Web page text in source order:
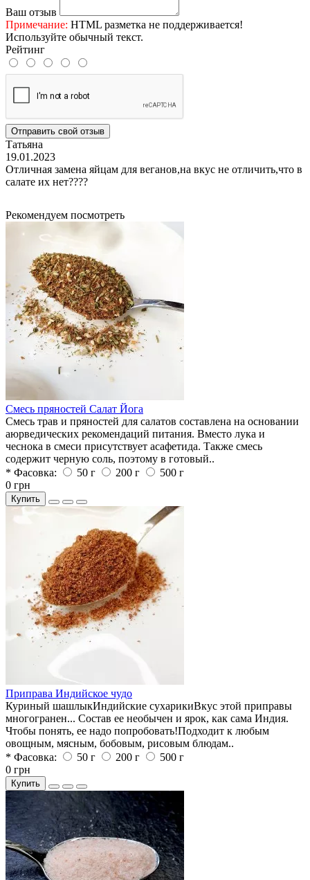
Ваш отзыв
Примечание: HTML разметка не поддерживается!
Используйте обычный текст.
Рейтинг
Отправить свой отзыв
Татьяна
19.01.2023
Отличная замена яйцам для веганов,на вкус не отличить,что в
салате их нет????
Рекомендуем посмотреть
Смесь пряностей Салат Йога
Смесь трав и пряностей для салатов составлена на основании
аюрведических рекомендаций питания. Вместо лука и
чеснока в смеси присутствует асафетида. Также смесь
содержит черную соль, поэтому в готовый..
* Фасовка:
50 г 200 г
500 г
0 грн
Купить
Приправа Индийское чудо
Куриный шашлыкИндийские сухарикиВкус этой приправы
многогранен... Состав ее необычен и ярок, как сама Индия.
Чтобы понять, ее надо попробовать!Подходит к любым
овощным, мясным, бобовым, рисовым блюдам..
* Фасовка:
50 г 200 г
500 г
0 грн
Купить